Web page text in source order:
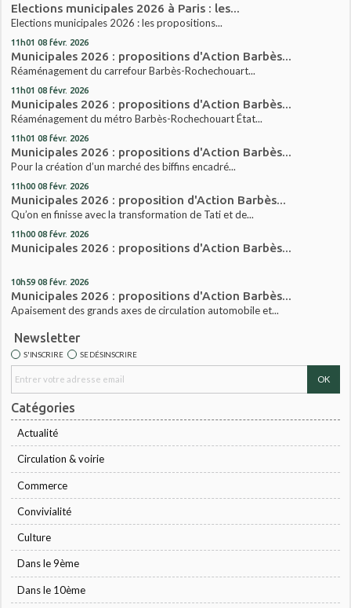
Elections municipales 2026 à Paris : les...
Elections municipales 2026 : les propositions...
11h01 08 févr. 2026
Municipales 2026 : propositions d'Action Barbès...
Réaménagement du carrefour Barbès-Rochechouart...
11h01 08 févr. 2026
Municipales 2026 : propositions d'Action Barbès...
Réaménagement du métro Barbès-Rochechouart État...
11h01 08 févr. 2026
Municipales 2026 : propositions d'Action Barbès...
Pour la création d’un marché des biffins encadré...
11h00 08 févr. 2026
Municipales 2026 : proposition d'Action Barbès...
Qu’on en finisse avec la transformation de Tati et de...
11h00 08 févr. 2026
Municipales 2026 : propositions d'Action Barbès...
10h59 08 févr. 2026
Municipales 2026 : propositions d'Action Barbès...
Apaisement des grands axes de circulation automobile et...
Newsletter
S'INSCRIRE SE DÉSINSCRIRE
Catégories
Actualité
Circulation & voirie
Commerce
Convivialité
Culture
Dans le 9ème
Dans le 10ème